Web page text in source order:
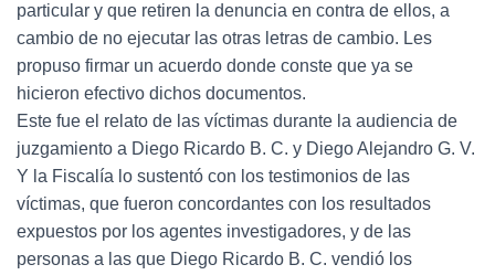
particular y que retiren la denuncia en contra de ellos, a
cambio de no ejecutar las otras letras de cambio. Les
propuso firmar un acuerdo donde conste que ya se
hicieron efectivo dichos documentos.
Este fue el relato de las víctimas durante la audiencia de
juzgamiento a Diego Ricardo B. C. y Diego Alejandro G. V.
Y la Fiscalía lo sustentó con los testimonios de las
víctimas, que fueron concordantes con los resultados
expuestos por los agentes investigadores, y de las
personas a las que Diego Ricardo B. C. vendió los